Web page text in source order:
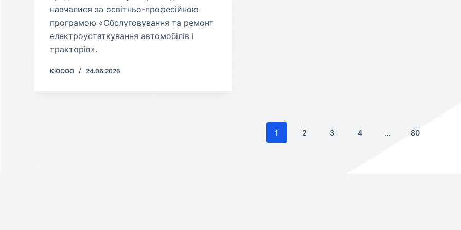
навчалися за освітньо-професійною
програмою «Обслуговування та ремонт
електроустаткування автомобілів і
тракторів».
KIOOOO 24.06.2026
1 2 3 4 … 80